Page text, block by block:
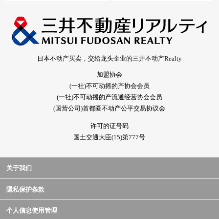
日本不动产买卖，交给龙头企业的三井不动产Realty
加盟协会
(一社)不可动摇的产协会会员
(一社)不可动摇的产流通经营协会会员
(国营公司)首都圈不动产公平交易协议会
许可的证号码
国土交通大臣(15)第777号
关于我们
隱私保护条款
个人信息使用管理